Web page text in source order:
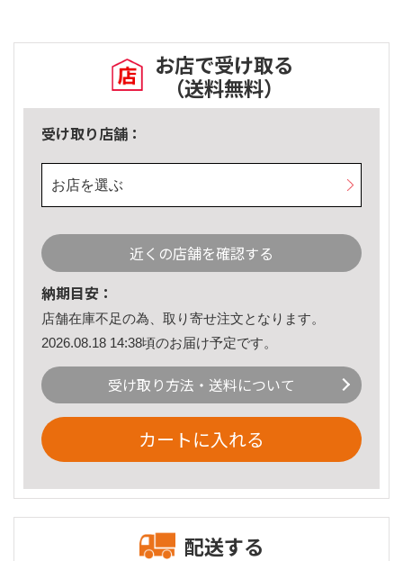
お店で受け取る
（送料無料）
受け取り店舗：
お店を選ぶ
近くの店舗を確認する
納期目安：
店舗在庫不足の為、取り寄せ注文となります。
2026.08.18 14:38頃のお届け予定です。
受け取り方法・送料について
カートに入れる
配送する